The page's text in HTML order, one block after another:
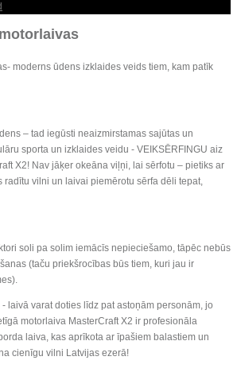
moderns ūdens izklaides veids tiem, kam patīk
– tad iegūsti neaizmirstamas sajūtas un
sporta un izklaides veidu - VEIKSĒRFINGU aiz
X2! Nav jāķer okeāna viļņi, lai sērfotu – pietiks ar
radītu vilni un laivai piemērotu sērfa dēli tepat,
soli pa solim iemācīs nepieciešamo, tāpēc nebūs
(taču priekšrocības būs tiem, kuri jau ir
laivā varat doties līdz pat astoņām personām, jo
motorlaiva MasterCraft X2 ir profesionāla
laiva, kas aprīkota ar īpašiem balastiem un
cienīgu vilni Latvijas ezerā!